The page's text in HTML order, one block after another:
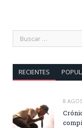
RECIENTES
8